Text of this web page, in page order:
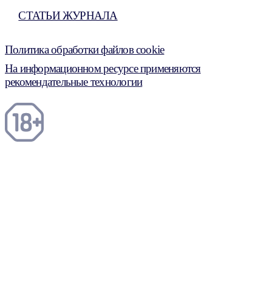
СТАТЬИ ЖУРНАЛА
Политика обработки файлов cookie
На информационном ресурсе применяются
рекомендательные технологии